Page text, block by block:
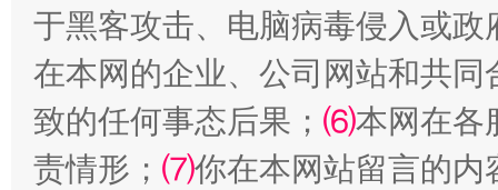
揭批美国五大"原罪" "炒
于黑客攻击、电脑病毒侵入或
在本网的企业、公司网站和共
致的任何事态后果； ⑹本网在各
责情形； ⑺你在本网站留言的内